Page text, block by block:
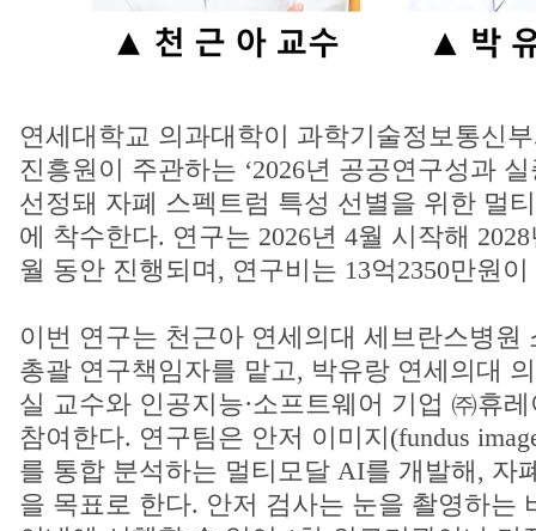
연세대학교 의과대학이 과학기술정보통신
진흥원이 주관하는 ‘2026년 공공연구성과
선정돼 자폐 스펙트럼 특성 선별을 위한 멀
에 착수한다. 연구는 2026년 4월 시작해
월 동안 진행되며, 연구비는 13억2350만원
이번 연구는 천근아 연세의대 세브란스병원
총괄 연구책임자를 맡고, 박유랑 연세의대
실 교수와 인공지능·소프트웨어 기업 ㈜휴
참여한다. 연구팀은 안저 이미지(fundus
를 통합 분석하는 멀티모달 AI를 개발해, 자
을 목표로 한다. 안저 검사는 눈을 촬영하는